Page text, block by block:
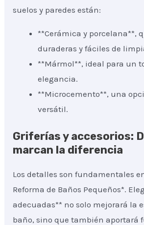
suelos y paredes están:
**Cerámica y porcelana**,
duraderas y fáciles de
**Mármol**, ideal para un
elegancia.
**Microcemento**, una
versátil.
Griferías y accesorios:
marcan la diferencia
Los detalles son fundamentales
Reforma de Baños Pequeños*.
adecuadas** no solo mejorará la
baño, sino que también aportará